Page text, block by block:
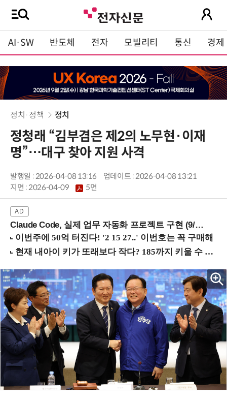
AI·SW 반도체 전자 모빌리티 통신 경제
정치·정책 정치
정청래 “김부겸은 제2의 노무현·이재
명”…대구 찾아 지원 사격
발행일 : 2026-04-08 13:16
업데이트 : 2026-04-08 13:21
지면 :2026-04-09 5면
Claude Code, 실제 업무 자동화 프로젝트 구현 (9/16 ~17 강남역)